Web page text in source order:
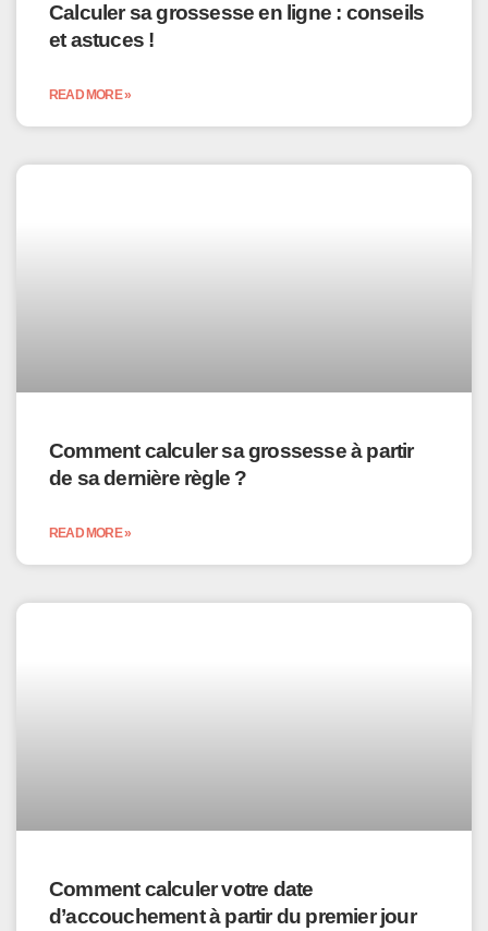
Calculer sa grossesse en ligne : conseils
et astuces !
READ MORE »
Comment calculer sa grossesse à partir
de sa dernière règle ?
READ MORE »
Comment calculer votre date
d’accouchement à partir du premier jour